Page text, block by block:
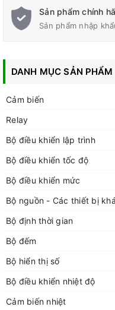
Sản phẩm chính
Sản phẩm nhập
DANH MỤC SẢN PHẨM
Cảm biến
Relay
Bộ điều khiển lập trình
Bộ điều khiển tốc độ
Bộ điều khiển mức
Bộ nguồn - Các thiết bị
Bộ định thời gian
Bộ đếm
Bộ hiển thị số
Bộ điều khiển nhiệt độ
Cảm biến nhiệt